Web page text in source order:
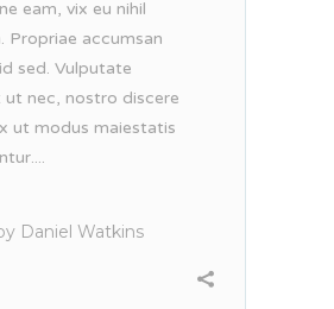
eam, vix eu nihil
Propriae accumsan
sed. Vulputate
ut nec, nostro discere
ut modus maiestatis
Daniel Watkins